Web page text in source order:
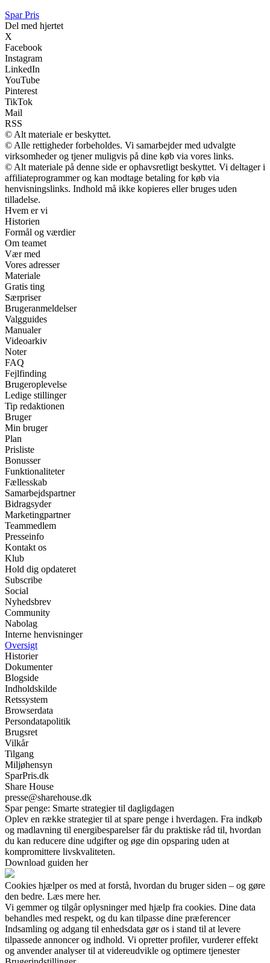
Spar Pris
Del med hjertet
X
Facebook
Instagram
LinkedIn
YouTube
Pinterest
TikTok
Mail
RSS
© Alt materiale er beskyttet.
© Alle rettigheder forbeholdes. Vi samarbejder med udvalgte
virksomheder og tjener muligvis på dine køb via vores links.
© Alt materiale på denne side er ophavsretligt beskyttet. Vi deltager i
affiliateprogrammer og kan modtage betaling for køb via
henvisningslinks. Indhold må ikke kopieres eller bruges uden
tilladelse.
Hvem er vi
Historien
Formål og værdier
Om teamet
Vær med
Vores adresser
Materiale
Gratis ting
Særpriser
Brugeranmeldelser
Valgguides
Manualer
Videoarkiv
Noter
FAQ
Fejlfinding
Brugeroplevelse
Ledige stillinger
Tip redaktionen
Bruger
Min bruger
Plan
Prisliste
Bonusser
Funktionaliteter
Fællesskab
Samarbejdspartner
Bidragsyder
Marketingpartner
Teammedlem
Presseinfo
Kontakt os
Klub
Hold dig opdateret
Subscribe
Social
Nyhedsbrev
Community
Nabolag
Interne henvisninger
Oversigt
Historier
Dokumenter
Blogside
Indholdskilde
Retssystem
Browserdata
Persondatapolitik
Brugsret
Vilkår
Tilgang
Miljøhensyn
SparPris.dk
Share House
presse@sharehouse.dk
Spar penge: Smarte strategier til dagligdagen
Oplev en række strategier til at spare penge i hverdagen. Fra indkøb
og madlavning til energibesparelser får du praktiske råd til, hvordan
du kan reducere dine udgifter og øge din opsparing uden at
kompromittere livskvaliteten.
Download guiden her
Cookies hjælper os med at forstå, hvordan du bruger siden – og gøre
den bedre. Læs mere her.
Vi gemmer og tilgår oplysninger med hjælp fra cookies. Dine data
behandles med respekt, og du kan tilpasse dine præferencer
Indsamling og adgang til enhedsdata gør os i stand til at levere
tilpassede annoncer og indhold. Vi opretter profiler, vurderer effekt
og anvender analyser til at videreudvikle og optimere tjenester